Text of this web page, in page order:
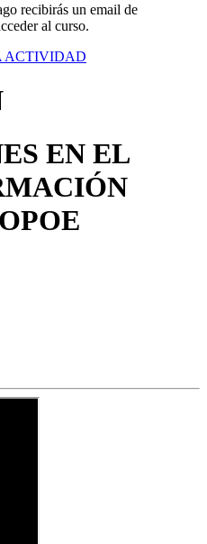
recibirás un email de
al curso.
ACTIVIDAD
EN EL